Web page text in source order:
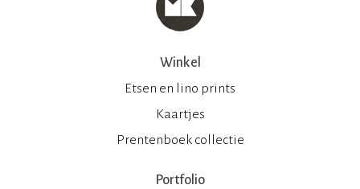
Winkel
Etsen en lino prints
Kaartjes
Prentenboek collectie
Portfolio